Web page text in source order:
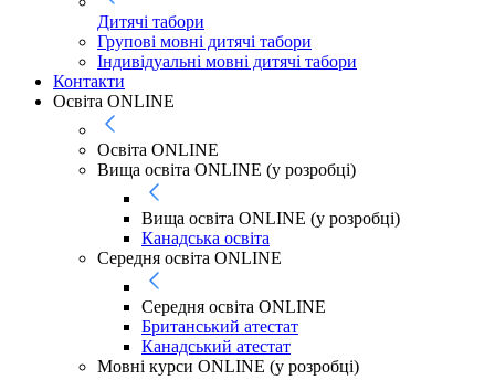
Дитячі табори
Групові мовні дитячі табори
Індивідуальні мовні дитячі табори
Контакти
Освіта ONLINE
Освіта ONLINE
Вища освіта ONLINE (у розробці)
Вища освіта ONLINE (у розробці)
Канадська освіта
Середня освіта ONLINE
Середня освіта ONLINE
Британський атестат
Канадський атестат
Мовні курси ONLINE (у розробці)